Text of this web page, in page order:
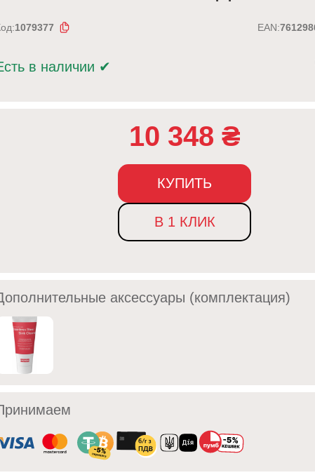
1079377 EAN:
в наличии ✔
10 348 ₴
КУПИТЬ
В 1 КЛИК
аксессуары (комплектация)